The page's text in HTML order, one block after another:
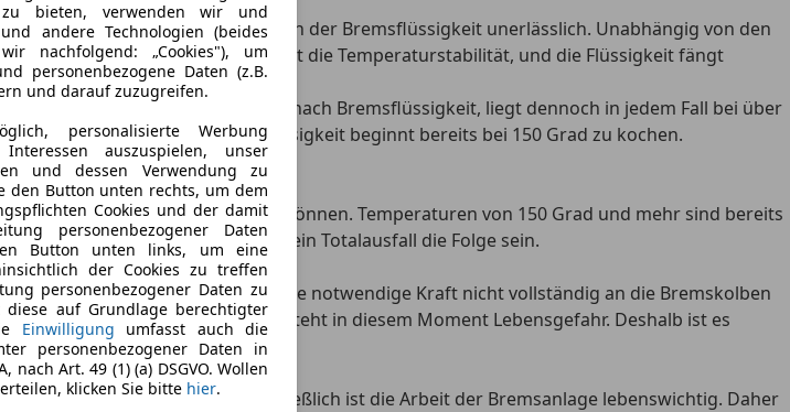
zu bieten, verwenden wir und
andere Technologien (beides
nachfolgend: „Cookies"), um
personenbezogene Daten (z.B.
und darauf zuzugreifen.
personalisierte Werbung
auszuspielen, unser
und dessen Verwendung zu
den Button unten rechts, um dem
Cookies und der damit
personenbezogener Daten
Button unten links, um eine
der Cookies zu treffen
personenbezogener Daten zu
diese auf Grundlage berechtigter
Einwilligung umfasst auch die
personenbezogener Daten in
nach Art. 49 (1) (a) DSGVO. Wollen
erteilen, klicken Sie bitte hier.
ist ein regelmäßiger Austausch der Bremsflüssigkeit unerlässlich. Unabhängig von den
Wasser auf. Als Konsequenzsinkt die Temperaturstabilität, und die Flüssigkeit fängt
aus. Dieser variiert je nach Bremsflüssigkeit, liegt dennoch in jedem Fall bei über
Nass-Siedepunkt und die Flüssigkeit beginnt bereits bei 150 Grad zu kochen.
für die Bremswirkung darstellen können. Temperaturen von 150 Grad und mehr sind bereits
zu stark aufheizen, kann ein Totalausfall die Folge sein.
Dampfblasen. Dadurch kann die notwendige Kraft nicht vollständig an die Bremskolben
komplett aus.Für den Fahrer besteht in diesem Moment Lebensgefahr. Deshalb ist es
vorzunehmen, schließlich ist die Arbeit der Bremsanlage lebenswichtig. Daher